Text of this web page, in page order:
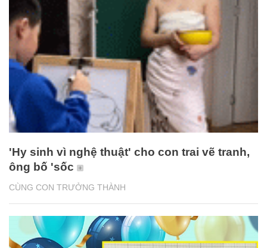
CÙNG CON TRƯỞNG THÀNH
'Hy sinh vì nghệ thuật' cho con trai vẽ tranh,
ông bố 'sốc